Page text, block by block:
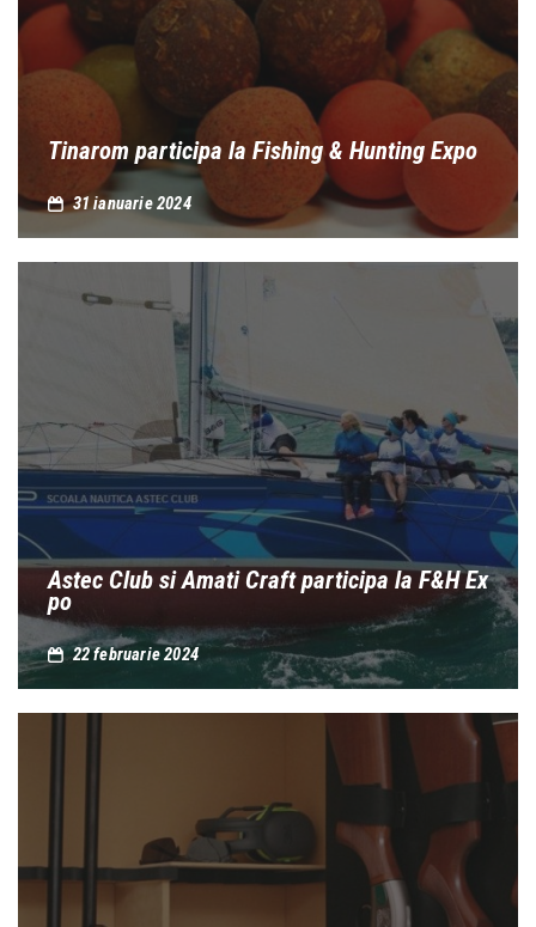
Tinarom participa la Fishing & Hunting Expo
31 ianuarie 2024
Astec Club si Amati Craft participa la F&H Ex
po
22 februarie 2024